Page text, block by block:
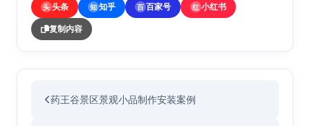
头 头条 知 知乎 百 百家号 红 小红书
复制内容
药王谷景区景观小品制作安装案例